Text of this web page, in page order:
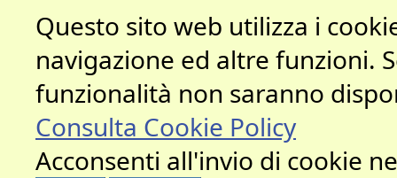
Questo sito web utilizza i
navigazione ed altre funzioni.
funzionalità non saranno
Consulta Cookie Policy
Acconsenti all'invio di cookie